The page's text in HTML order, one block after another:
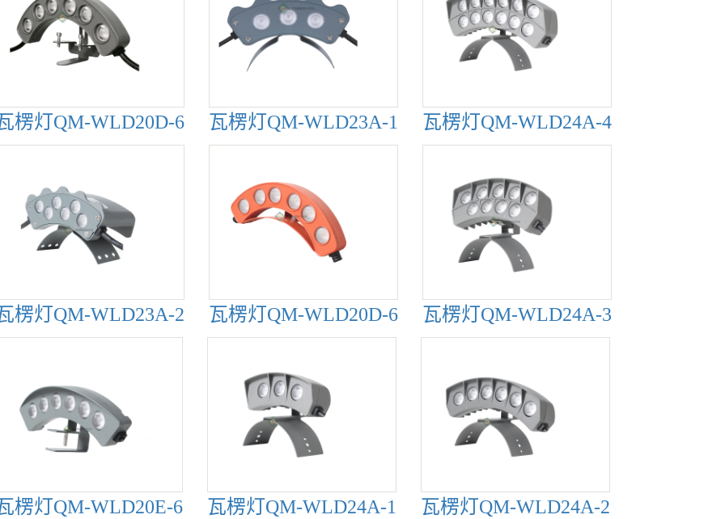
楞灯QM-WLD20D-6 瓦楞灯QM-WLD23A-1 瓦楞灯QM-WLD24A-4
楞灯QM-WLD23A-2 瓦楞灯QM-WLD20D-6 瓦楞灯QM-WLD24A-3
楞灯QM-WLD20E-6 瓦楞灯QM-WLD24A-1 瓦楞灯QM-WLD24A-2